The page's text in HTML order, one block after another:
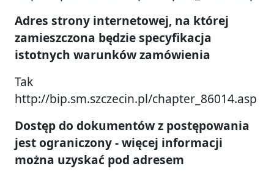
Adres strony internetowej, na której
zamieszczona będzie specyfikacja
istotnych warunków zamówienia
Tak
http://bip.sm.szczecin.pl/chapter_86014.asp
Dostęp do dokumentów z postępowania
jest ograniczony - więcej informacji
można uzyskać pod adresem